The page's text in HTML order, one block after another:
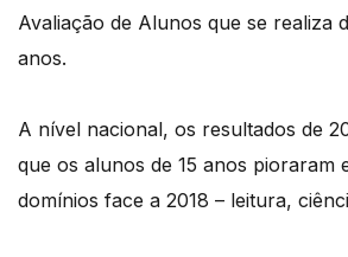
Avaliação de Alunos que se realiza
anos.
A nível nacional, os resultados de
que os alunos de 15 anos pioraram
domínios face a 2018 – leitura,